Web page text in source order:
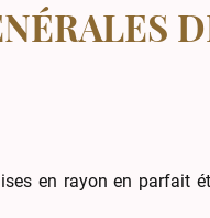
en rayon en parfait